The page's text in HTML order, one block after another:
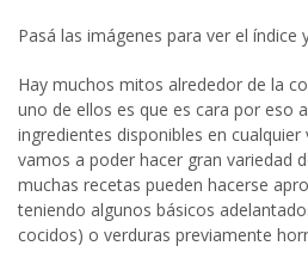
Pasá las imágenes para ver el índice
Hay muchos mitos alrededor de la
uno de ellos es que es cara por eso
ingredientes disponibles en
vamos a poder hacer gran variedad
muchas recetas pueden hacerse
teniendo algunos básicos
cocidos) o verduras previamente